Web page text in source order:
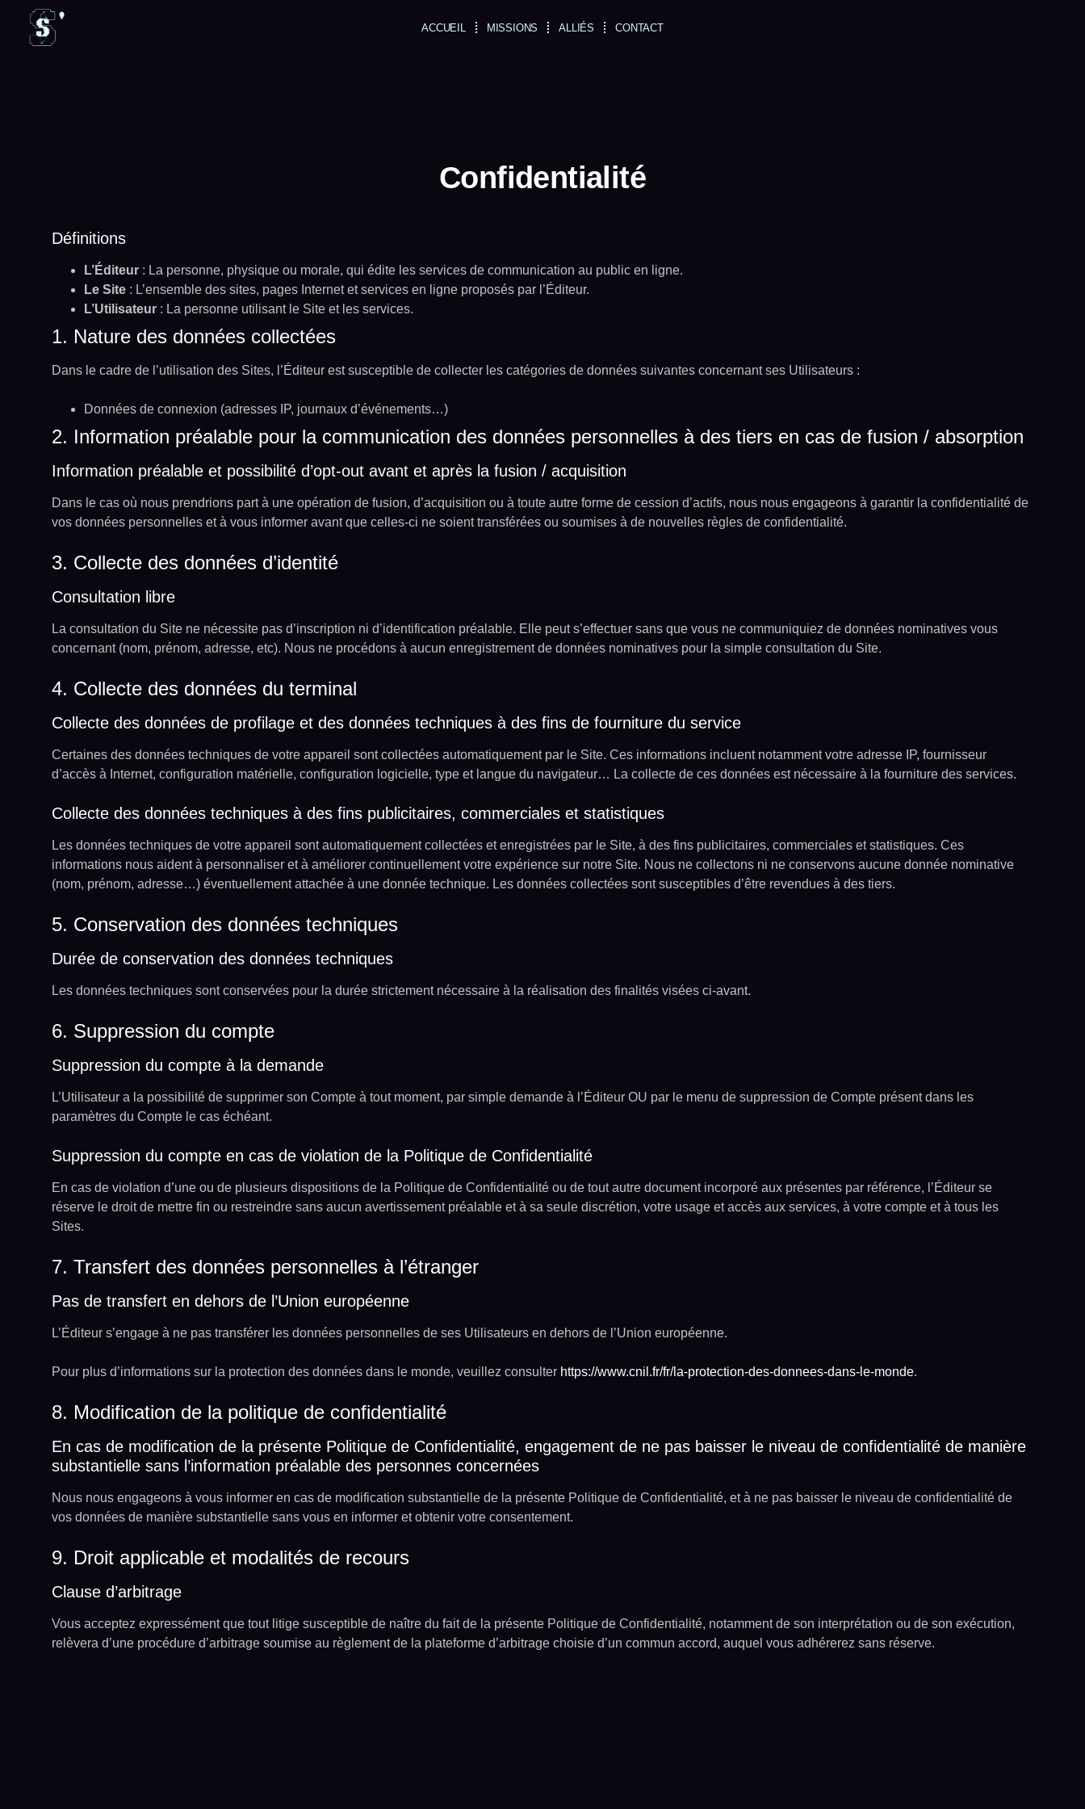
ACCUEIL MISSIONS ALLIÉS CONTACT
Confidentialité
Définitions
L’Éditeur : La personne, physique ou morale, qui édite les services de communication au public en ligne.
Le Site : L’ensemble des sites, pages Internet et services en ligne proposés par l’Éditeur.
L’Utilisateur : La personne utilisant le Site et les services.
1. Nature des données collectées
Dans le cadre de l’utilisation des Sites, l’Éditeur est susceptible de collecter les catégories de données suivantes concernant ses Utilisateurs :
Données de connexion (adresses IP, journaux d’événements…)
2. Information préalable pour la communication des données personnelles à des tiers en cas de fusion / absorption
Information préalable et possibilité d’opt-out avant et après la fusion / acquisition
Dans le cas où nous prendrions part à une opération de fusion, d’acquisition ou à toute autre forme de cession d’actifs, nous nous engageons à garantir la confidentialité de
vos données personnelles et à vous informer avant que celles-ci ne soient transférées ou soumises à de nouvelles règles de confidentialité.
3. Collecte des données d’identité
Consultation libre
La consultation du Site ne nécessite pas d’inscription ni d’identification préalable. Elle peut s’effectuer sans que vous ne communiquiez de données nominatives vous
concernant (nom, prénom, adresse, etc). Nous ne procédons à aucun enregistrement de données nominatives pour la simple consultation du Site.
4. Collecte des données du terminal
Collecte des données de profilage et des données techniques à des fins de fourniture du service
Certaines des données techniques de votre appareil sont collectées automatiquement par le Site. Ces informations incluent notamment votre adresse IP, fournisseur
d’accès à Internet, configuration matérielle, configuration logicielle, type et langue du navigateur… La collecte de ces données est nécessaire à la fourniture des services.
Collecte des données techniques à des fins publicitaires, commerciales et statistiques
Les données techniques de votre appareil sont automatiquement collectées et enregistrées par le Site, à des fins publicitaires, commerciales et statistiques. Ces
informations nous aident à personnaliser et à améliorer continuellement votre expérience sur notre Site. Nous ne collectons ni ne conservons aucune donnée nominative
(nom, prénom, adresse…) éventuellement attachée à une donnée technique. Les données collectées sont susceptibles d’être revendues à des tiers.
5. Conservation des données techniques
Durée de conservation des données techniques
Les données techniques sont conservées pour la durée strictement nécessaire à la réalisation des finalités visées ci-avant.
6. Suppression du compte
Suppression du compte à la demande
L’Utilisateur a la possibilité de supprimer son Compte à tout moment, par simple demande à l’Éditeur OU par le menu de suppression de Compte présent dans les
paramètres du Compte le cas échéant.
Suppression du compte en cas de violation de la Politique de Confidentialité
En cas de violation d’une ou de plusieurs dispositions de la Politique de Confidentialité ou de tout autre document incorporé aux présentes par référence, l’Éditeur se
réserve le droit de mettre fin ou restreindre sans aucun avertissement préalable et à sa seule discrétion, votre usage et accès aux services, à votre compte et à tous les
Sites.
7. Transfert des données personnelles à l’étranger
Pas de transfert en dehors de l’Union européenne
L’Éditeur s’engage à ne pas transférer les données personnelles de ses Utilisateurs en dehors de l’Union européenne.
Pour plus d’informations sur la protection des données dans le monde, veuillez consulter https://www.cnil.fr/fr/la-protection-des-donnees-dans-le-monde.
8. Modification de la politique de confidentialité
En cas de modification de la présente Politique de Confidentialité, engagement de ne pas baisser le niveau de confidentialité de manière
substantielle sans l’information préalable des personnes concernées
Nous nous engageons à vous informer en cas de modification substantielle de la présente Politique de Confidentialité, et à ne pas baisser le niveau de confidentialité de
vos données de manière substantielle sans vous en informer et obtenir votre consentement.
9. Droit applicable et modalités de recours
Clause d’arbitrage
Vous acceptez expressément que tout litige susceptible de naître du fait de la présente Politique de Confidentialité, notamment de son interprétation ou de son exécution,
relèvera d’une procédure d’arbitrage soumise au règlement de la plateforme d’arbitrage choisie d’un commun accord, auquel vous adhérerez sans réserve.